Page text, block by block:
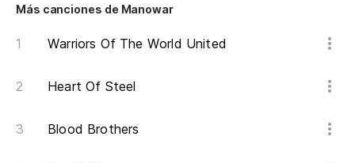
Más canciones de Manowar
Warriors Of The World United
Heart Of Steel
Blood Brothers